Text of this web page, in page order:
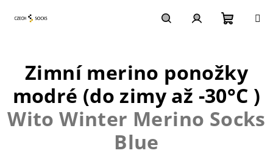
košík
Zimní merino ponožky
modré (do zimy až -30°C )
Wito Winter Merino Socks
Blue